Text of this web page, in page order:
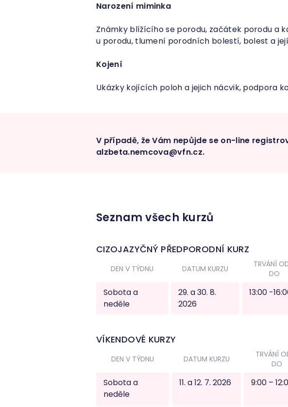
Narození miminka
Známky blížícího se porodu, začátek porodu a
u porodu, tlumení porodních bolestí, bolest a
Kojení
Ukázky kojících poloh a jejich nácvik, podpora
V případě, že Vám nepůjde se on-line
alzbeta.nemcova@vfn.cz.
Seznam všech kurzů
CIZOJAZYČNÝ PŘEDPORODNÍ KURZ
DEN V TÝDNU DATUM KURZU
TRVÁNÍ
DO
Sobota a
neděle
29. a 30. 8.
2026
13:00 -
VÍKENDOVÉ KURZY
DEN V TÝDNU DATUM KURZU
TRVÁNÍ
DO
Sobota a
neděle
11. a 12. 7. 2026 9:00 –